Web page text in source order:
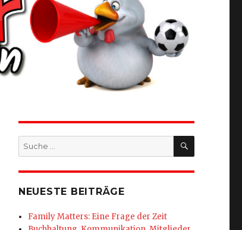
Suche
nach:
SUCHEN
NEUESTE BEITRÄGE
Family Matters: Eine Frage der Zeit